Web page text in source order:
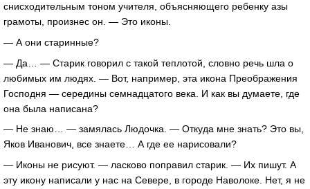
снисходительным тоном учителя, объясняющего ребенку азы
грамоты, произнес он. — Это иконы.
— А они старинные?
— Да… — Старик говорил с такой теплотой, словно речь шла о
любимых им людях. — Вот, например, эта икона Преображения
Господня — середины семнадцатого века. И как вы думаете, где
она была написана?
— Не знаю… — замялась Людочка. — Откуда мне знать? Это вы,
Яков Иванович, все знаете… А где ее нарисовали?
— Иконы не рисуют. — ласково поправил старик. — Их пишут. А
эту икону написали у нас на Севере, в городе Наволоке. Нет, я не